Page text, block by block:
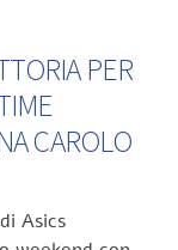
PER
CAROLO
Asics